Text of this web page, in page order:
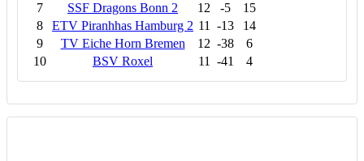
7
SSF Dragons Bonn 2 12 -5
15
8
ETV Piranhhas Hamburg 2 11 -13
14
9
TV Eiche Horn Bremen 12 -38
6
10
BSV Roxel 11 -41 4